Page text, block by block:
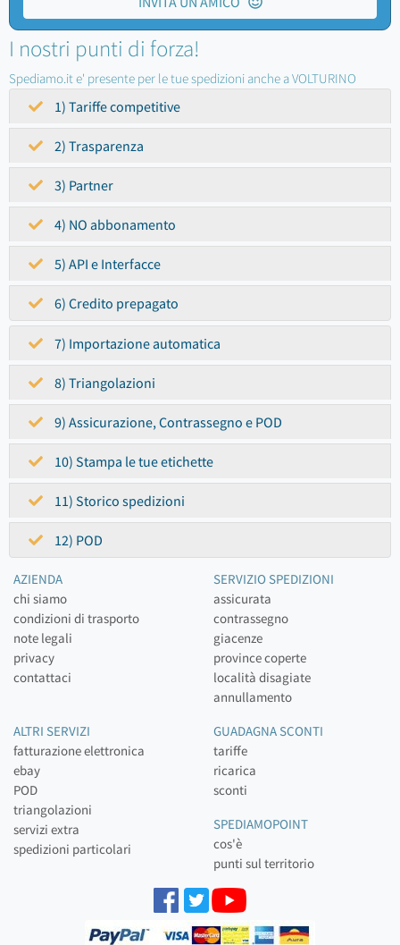
I nostri punti di forza!
Spediamo.it e' presente per le tue spedizioni anche a VOLTURINO
1) Tariffe competitive
2) Trasparenza
3) Partner
4) NO abbonamento
5) API e Interfacce
6) Credito prepagato
7) Importazione automatica
8) Triangolazioni
9) Assicurazione, Contrassegno e POD
10) Stampa le tue etichette
11) Storico spedizioni
12) POD
AZIENDA
chi siamo
condizioni di trasporto
note legali
privacy
contattaci
SERVIZIO SPEDIZIONI
assicurata
contrassegno
giacenze
province coperte
località disagiate
annullamento
ALTRI SERVIZI
fatturazione elettronica
ebay
POD
triangolazioni
servizi extra
spedizioni particolari
GUADAGNA SCONTI
tariffe
ricarica
sconti
SPEDIAMOPOINT
cos'è
punti sul territorio